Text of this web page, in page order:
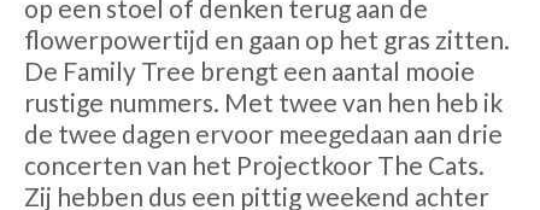
op een stoel of denken terug aan de
flowerpowertijd en gaan op het gras zitten.
De Family Tree brengt een aantal mooie
rustige nummers. Met twee van hen heb ik
de twee dagen ervoor meegedaan aan drie
concerten van het Projectkoor The Cats.
Zij hebben dus een pittig weekend achter